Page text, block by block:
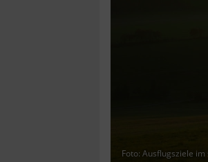
Foto: Ausflugsziele